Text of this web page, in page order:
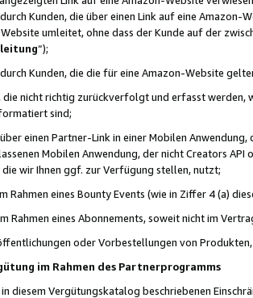
Kunden, die über einen Link auf eine
umleitet, ohne dass der Kunde auf der
“);
Kunden, die die für eine Amazon-Website
nicht richtig zurückverfolgt und erfasst werden,
sind;
einen Partner-Link in einer Mobilen
Mobilen Anwendung, der nicht Creators
wir Ihnen ggf. zur Verfügung stellen, nutzt;
Rahmen eines Bounty Events (wie in Ziffer 4 (a)
Rahmen eines Abonnements, soweit nicht im
oder Vorbestellungen von
im Rahmen des Partnerprogramms
diesem Vergütungskatalog beschriebenen